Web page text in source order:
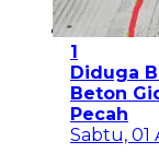
1
Diduga
Beton
Pecah
Sabtu, 01